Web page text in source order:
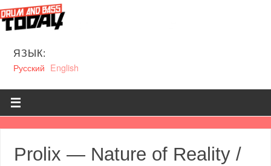
ЯЗЫК:
Русский English
Prolix — Nature of Reality /